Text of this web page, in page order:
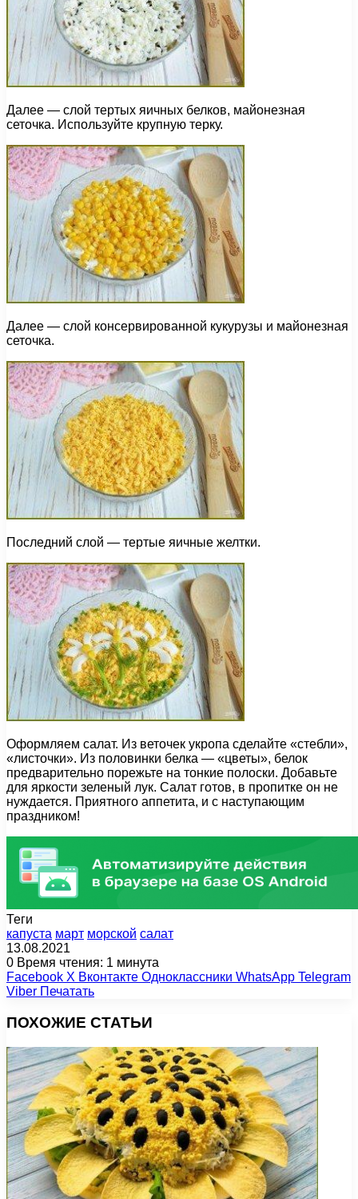
Далее — слой тертых яичных белков, майонезная
сеточка. Используйте крупную терку.
Далее — слой консервированной кукурузы и майонезная
сеточка.
Последний слой — тертые яичные желтки.
Оформляем салат. Из веточек укропа сделайте «стебли»,
«листочки». Из половинки белка — «цветы», белок
предварительно порежьте на тонкие полоски. Добавьте
для яркости зеленый лук. Салат готов, в пропитке он не
нуждается. Приятного аппетита, и с наступающим
праздником!
Теги
капуста март морской салат
13.08.2021
0 Время чтения: 1 минута
Facebook X Вконтакте Одноклассники WhatsApp Telegram
Viber Печатать
ПОХОЖИЕ СТАТЬИ